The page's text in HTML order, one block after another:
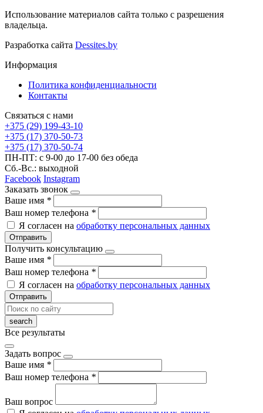
Использование материалов сайта только с разрешения
владельца.
Разработка сайта Dessites.by
Информация
Политика конфиденциальности
Контакты
Связаться с нами
+375 (29) 199-43-10
+375 (17) 370-50-73
+375 (17) 370-50-74
ПН-ПТ: с 9-00 до 17-00 без обеда
Сб.-Вс.: выходной
Facebook Instagram
Заказать звонок
Ваше имя *
Ваш номер телефона *
Я согласен на обработку персональных данных
Отправить
Получить консультацию
Ваше имя *
Ваш номер телефона *
Я согласен на обработку персональных данных
Отправить
Все результаты
Задать вопрос
Ваше имя *
Ваш номер телефона *
Ваш вопрос